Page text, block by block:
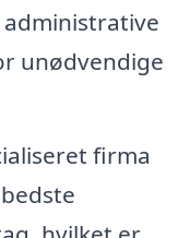
unødvendige
firma